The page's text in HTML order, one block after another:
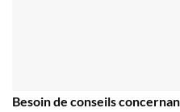
Besoin de conseils